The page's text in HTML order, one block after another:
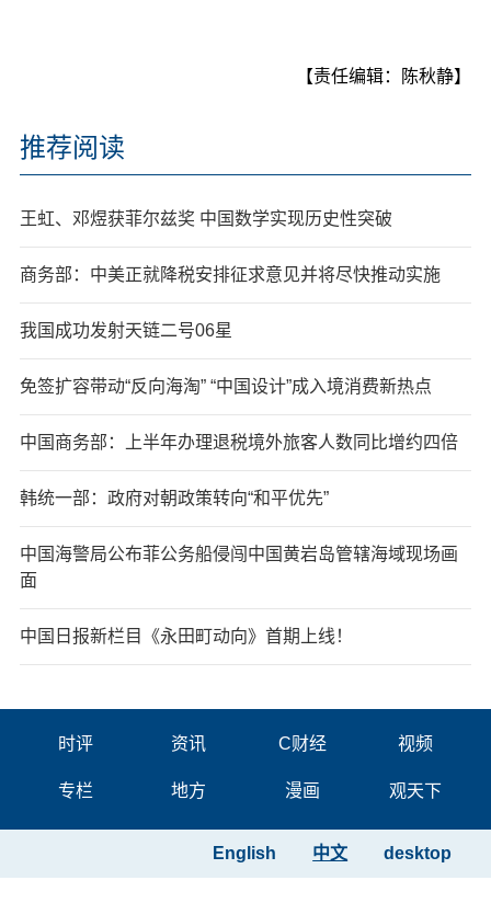
【责任编辑：陈秋静】
推荐阅读
王虹、邓煜获菲尔兹奖 中国数学实现历史性突破
商务部：中美正就降税安排征求意见并将尽快推动实施
我国成功发射天链二号06星
免签扩容带动“反向海淘” “中国设计”成入境消费新热点
中国商务部：上半年办理退税境外旅客人数同比增约四倍
韩统一部：政府对朝政策转向“和平优先”
中国海警局公布菲公务船侵闯中国黄岩岛管辖海域现场画
面
中国日报新栏目《永田町动向》首期上线！
时评 资讯 C财经 视频
专栏 地方 漫画 观天下
desktop
中文
English